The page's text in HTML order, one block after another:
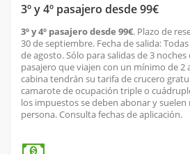
3º y 4º pasajero desde 99€
3º y 4º pasajero desde 99€. Plazo de
30 de septiembre. Fecha de salida:
de agosto. Sólo para salidas de 3
pasajero que viajen con un mínimo de 2
cabina tendrán su tarifa de crucero
camarote de ocupación triple o
los impuestos se deben abonar y
persona. Consulta fechas de aplicación.